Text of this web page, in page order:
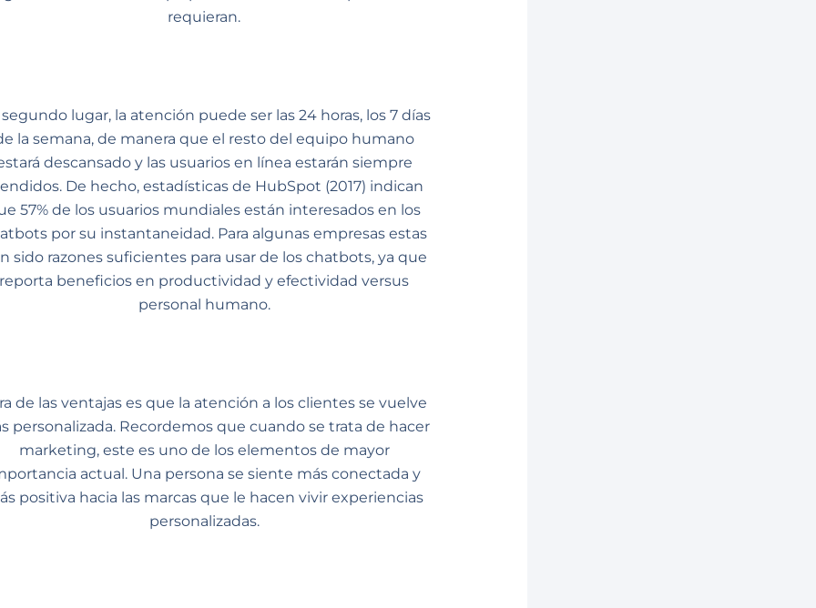
requieran.
lugar, la atención puede ser las 24 horas, los 7 días
la semana, de manera que el resto del equipo humano
descansado y las usuarios en línea estarán siempre
De hecho, estadísticas de HubSpot (2017) indican
57% de los usuarios mundiales están interesados en los
por su instantaneidad. Para algunas empresas estas
sido razones suficientes para usar de los chatbots, ya que
reporta beneficios en productividad y efectividad versus
personal humano.
de las ventajas es que la atención a los clientes se vuelve
personalizada. Recordemos que cuando se trata de hacer
marketing, este es uno de los elementos de mayor
actual. Una persona se siente más conectada y
positiva hacia las marcas que le hacen vivir experiencias
personalizadas.